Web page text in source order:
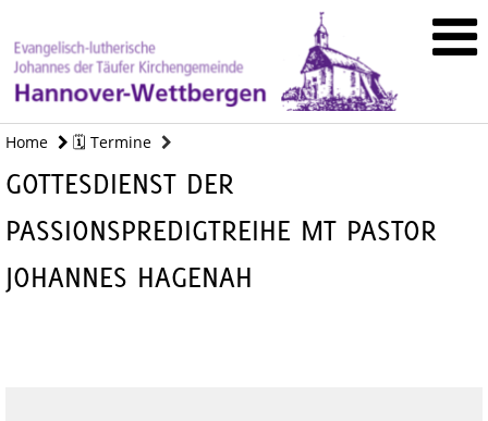
Home 🗓️ Termine
GOTTESDIENST DER
PASSIONSPREDIGTREIHE MT PASTOR
JOHANNES HAGENAH